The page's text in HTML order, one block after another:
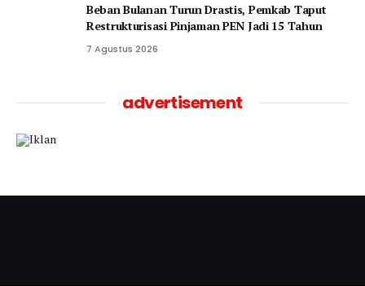
Beban Bulanan Turun Drastis, Pemkab Taput
Restrukturisasi Pinjaman PEN Jadi 15 Tahun‎
7 Agustus 2026
advertisement